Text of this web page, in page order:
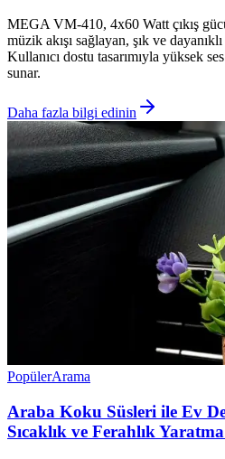
MEGA VM-410, 4x60 Watt çıkış
müzik akışı sağlayan, şık ve
Kullanıcı dostu tasarımıyla yüksek
sunar.
Daha fazla bilgi edinin
PopülerArama
Araba Koku Süsleri ile Ev
Sıcaklık ve Ferahlık